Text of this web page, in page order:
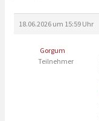
18.06.2026 um 15:59 Uhr
Gorgum
Teilnehmer